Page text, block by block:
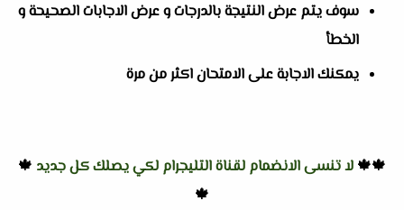
سوف يتم عرض النتيجة بالدرجات و عرض الاجابات الصحيحة و
الخطأ
يمكنك الاجابة على الامتحان اكثر من مرة
🍁🍁 لا تنسى الانضمام لقناة التليجرام لكي يصلك كل جديد 🍁
🍁